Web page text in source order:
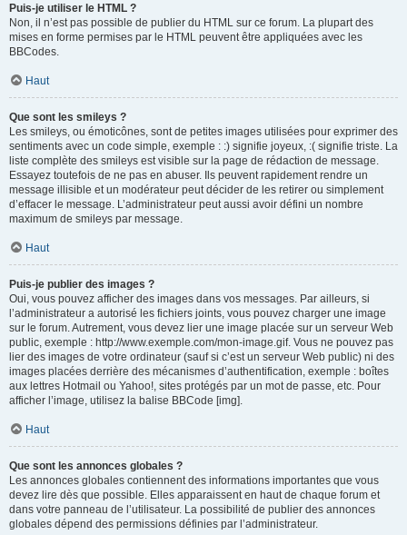
Puis-je utiliser le HTML ?
Non, il n’est pas possible de publier du HTML sur ce forum. La plupart des
mises en forme permises par le HTML peuvent être appliquées avec les
BBCodes.
Haut
Que sont les smileys ?
Les smileys, ou émoticônes, sont de petites images utilisées pour exprimer des
sentiments avec un code simple, exemple : :) signifie joyeux, :( signifie triste. La
liste complète des smileys est visible sur la page de rédaction de message.
Essayez toutefois de ne pas en abuser. Ils peuvent rapidement rendre un
message illisible et un modérateur peut décider de les retirer ou simplement
d’effacer le message. L’administrateur peut aussi avoir défini un nombre
maximum de smileys par message.
Haut
Puis-je publier des images ?
Oui, vous pouvez afficher des images dans vos messages. Par ailleurs, si
l’administrateur a autorisé les fichiers joints, vous pouvez charger une image
sur le forum. Autrement, vous devez lier une image placée sur un serveur Web
public, exemple : http://www.exemple.com/mon-image.gif. Vous ne pouvez pas
lier des images de votre ordinateur (sauf si c’est un serveur Web public) ni des
images placées derrière des mécanismes d’authentification, exemple : boîtes
aux lettres Hotmail ou Yahoo!, sites protégés par un mot de passe, etc. Pour
afficher l’image, utilisez la balise BBCode [img].
Haut
Que sont les annonces globales ?
Les annonces globales contiennent des informations importantes que vous
devez lire dès que possible. Elles apparaissent en haut de chaque forum et
dans votre panneau de l’utilisateur. La possibilité de publier des annonces
globales dépend des permissions définies par l’administrateur.